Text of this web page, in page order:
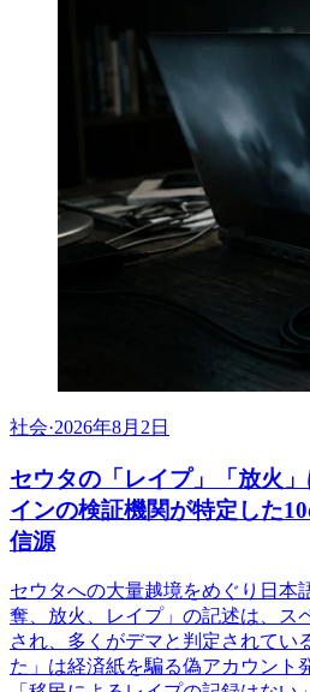
社会·2026年8月2日
セウタの「レイプ」「放火
インの検証機関が特定した
信源
セウタへの大量越境をめぐり日本
奪、放火、レイプ」の記述は、ス
され、多くがデマと判定されてい
た」は経済紙を騙る偽アカウント